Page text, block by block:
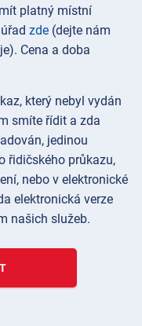
platný místní
zde (dejte nám
Cena a doba
který nebyl vydán
smíte řídit a zda
jedinou
řidičského průkazu,
nebo v elektronické
elektronická verze
našich služeb.